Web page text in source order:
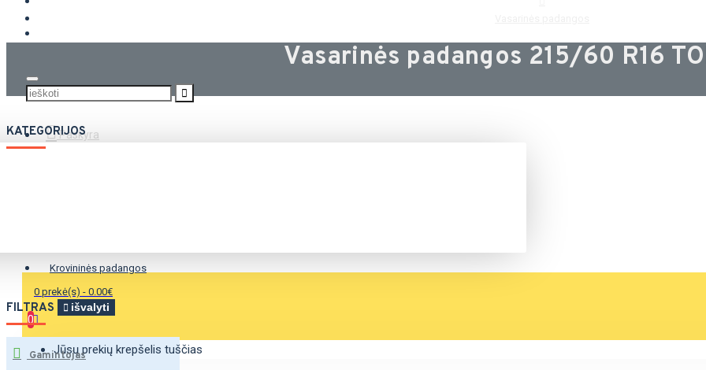
Paskyra
0 prekė(s) - 0.00€
0
Jūsų prekių krepšelis tuščias
Vasarinės padangos 215/60 R16
KATEGORIJOS
Krovininės padangos
FILTRAS išvalyti
Gamintojas